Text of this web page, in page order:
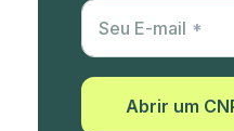
Utm Content
Seu E-mail
Abrir um